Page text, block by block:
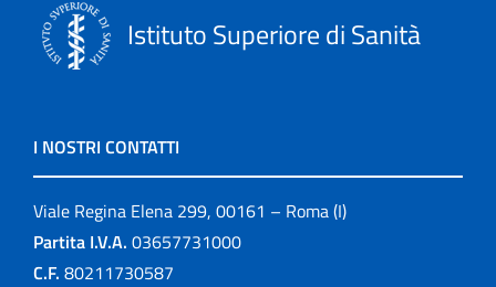
Istituto Superiore di Sanità
I NOSTRI CONTATTI
Viale Regina Elena 299, 00161 – Roma (I)
Partita I.V.A. 03657731000
C.F. 80211730587